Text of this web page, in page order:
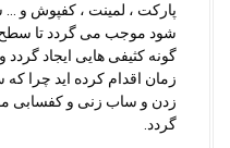
پارکت ، لمینت ، کفپوش و …
شود موجب می گردد تا سطح
گونه کثیفی هایی ایجاد
زمان اقدام کرده اید چرا
زدن و ساب زنی و کفسابی
گردد.